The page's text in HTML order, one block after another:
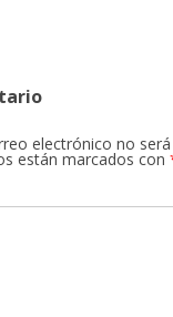
electrónico no será
están marcados con